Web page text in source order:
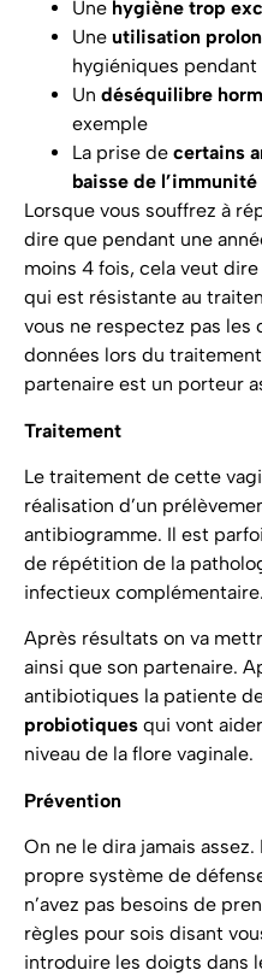
Une hygiène trop
Une utilisation
hygiéniques pendant
Un déséquilibre
exemple
La prise de certains
baisse de l’immunité
Lorsque vous souffrez à
dire que pendant une
moins 4 fois, cela veut
qui est résistante au
vous ne respectez pas les
données lors du
partenaire est un porteur
Traitement
Le traitement de cette
réalisation d’un
antibiogramme. Il est
de répétition de la
infectieux complémentaire.
Après résultats on va
ainsi que son partenaire.
antibiotiques la patiente
probiotiques qui vont
niveau de la flore vaginale.
Prévention
On ne le dira jamais assez.
propre système de
n’avez pas besoins de
règles pour sois disant
introduire les doigts dans